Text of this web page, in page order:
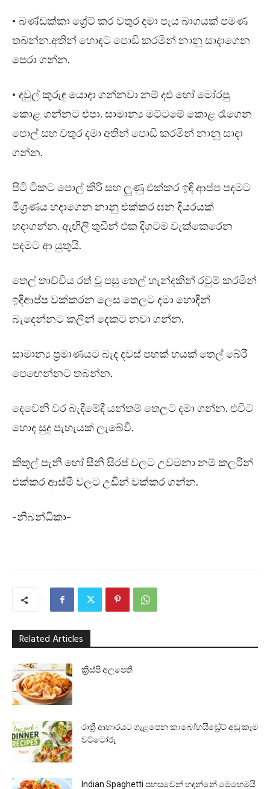
• බණ්ඩක්කා ග්‍රේට් කර වතුර දමා පැය බාගයක් පමණ
තබන්න.අතින් හොඳට පොඩි කරමින් නානු සාදාගෙන
පෙරා ගන්න.
• දවුල් කුරුඳු යොදා ගන්නවා නම් දළු හෝ මෝරපු
කොළ ගන්නට එපා. සාමාන්‍ය මට්ටමේ කොළ රැගෙන
පොල් සහ වතුර දමා අතින් පොඩි කරමින් නානු සාදා
ගන්න.
පිටි ටිකට පොල් කිරි සහ ලුණු එක්කර ඉඳි ආප්ප පදමට
මිශ්‍රණය හදාගෙන නානු එක්කර ඝන දියරයක්
හදාගන්න. ඇඟිලි තුඩින් එක දිගටම වැක්කෙරෙන
පදමට ආ යුතුයි.
තෙල් තාච්චිය රත් වූ පසු තෙල් හැන්දකින් රවුම් කරමින්
ඉදිආප්ප වක්කරන ලෙස තෙලට දමා හොඳින්
බැදෙන්නට කලින් දෙකට නවා ගන්න.
සාමාන්‍ය ප්‍රමාණයට බැද දවස් පහක් හයක් තෙල් බේරී
පෙඟෙන්නට තබන්න.
දෙවෙනි වර බැදීමේදී යන්තම් තෙලට දමා ගන්න. එවිට
හොද සුදු පැහැයක් ලැබේවි.
කිතුල් පැනි හෝ සීනි සිරප් වලට උවමනා නම් කලරින්
එක්කර ආස්මී වලට උඩින් වක්කර ගන්න.
-නිබන්ධිකා-
Related Articles
ක්‍රිස්පි අලපෙති
රාත්‍රී ආහාරයට ගැළපෙන කාබෝහයිඩ්‍රේට් අඩු කෑම
වට්ටෝරු
Indian Spaghetti පහසුවෙන් හදන්නේ මෙහෙමයි